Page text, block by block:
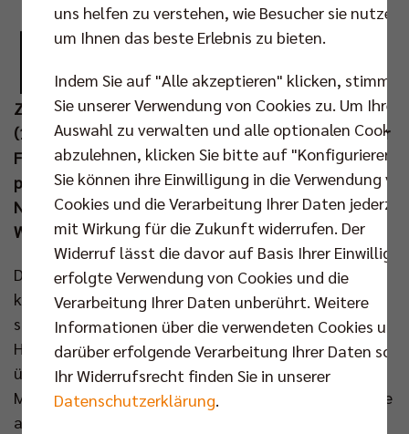
D
as Nissan Autohaus Wegener und die Berlin
gemeinsam in eine hoffentlich erfolgreiche
Zukunft. Kurz vor dem Start der Saisonvorbereitung
(10. Aug) kann der Deutsche Meister mit dem Berliner
Familienbetrieb einen neuen Mobilitätspartner
präsentieren. Stellvertretend für sein Team nahm
Nationalspieler Anton Brehme in der vergangenen
Woche die Fahrzeugflotte entgegen.
Die Mannschaft der Berlin Recycling Volleys fahrt
künftig Nissan. 14 neue und gebrandete Juke Kiiro
sowie ein Primastar Kleinbus wurden dem
Hauptstadtclub zum Start der Zusammenarbeit
übergeben. In ihren Coupé-Crossovern dürften
Mittelblocker Anton Brehme & Co ab sofort die Blicke
auf den Straßen auf sich ziehen. „Wir sind
uns helfen zu verstehen, wie Besucher sie nutzen,
um Ihnen das beste Erlebnis zu bieten.
Indem Sie auf "Alle akzeptieren" klicken, stimmen
Sie unserer Verwendung von Cookies zu. Um Ihre
Auswahl zu verwalten und alle optionalen Cookies
abzulehnen, klicken Sie bitte auf "Konfigurieren".
Sie können ihre Einwilligung in die Verwendung
Cookies und die Verarbeitung Ihrer Daten
mit Wirkung für die Zukunft widerrufen. Der
Widerruf lässt die davor auf Basis Ihrer
erfolgte Verwendung von Cookies und die
Verarbeitung Ihrer Daten unberührt. Weitere
Informationen über die verwendeten Cookies und
darüber erfolgende Verarbeitung Ihrer Daten
Ihr Widerrufsrecht finden Sie in unserer
Datenschutzerklärung.